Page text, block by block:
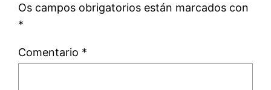
Os campos obrigatorios están marcados con
*
Comentario *